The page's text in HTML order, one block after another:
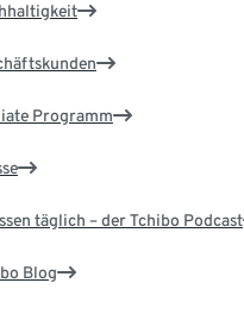
Programm
täglich – der Tchibo Podcast
Blog